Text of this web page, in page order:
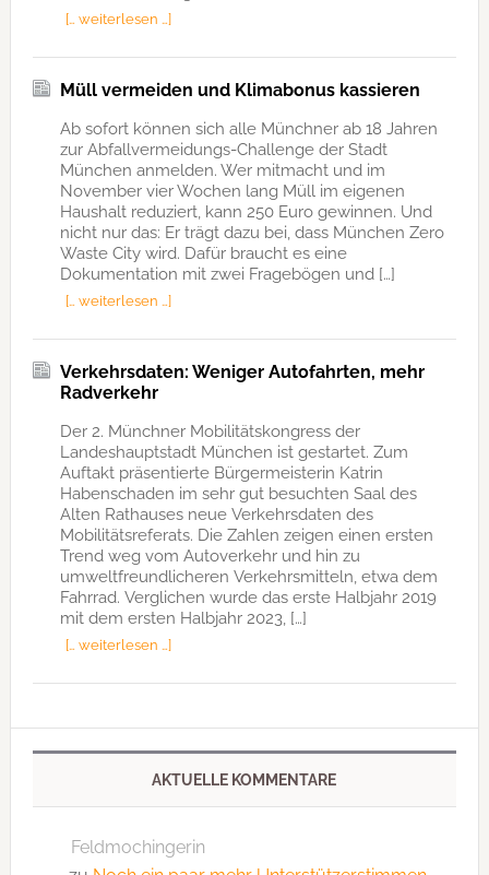
[… weiterlesen …]
Müll vermeiden und Klimabonus kassieren
Ab sofort können sich alle Münchner ab 18 Jahren
zur Abfallvermeidungs-Challenge der Stadt
München anmelden. Wer mitmacht und im
November vier Wochen lang Müll im eigenen
Haushalt reduziert, kann 250 Euro gewinnen. Und
nicht nur das: Er trägt dazu bei, dass München Zero
Waste City wird. Dafür braucht es eine
Dokumentation mit zwei Fragebögen und […]
[… weiterlesen …]
Verkehrsdaten: Weniger Autofahrten, mehr
Radverkehr
Der 2. Münchner Mobilitätskongress der
Landeshauptstadt München ist gestartet. Zum
Auftakt präsentierte Bürgermeisterin Katrin
Habenschaden im sehr gut besuchten Saal des
Alten Rathauses neue Verkehrsdaten des
Mobilitätsreferats. Die Zahlen zeigen einen ersten
Trend weg vom Autoverkehr und hin zu
umweltfreundlicheren Verkehrsmitteln, etwa dem
Fahrrad. Verglichen wurde das erste Halbjahr 2019
mit dem ersten Halbjahr 2023, […]
[… weiterlesen …]
AKTUELLE KOMMENTARE
Feldmochingerin